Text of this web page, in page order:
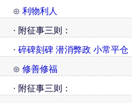
⊙ 利物利人
· 附征事三则：
· 碎碑刻碑 潜消弊政 小常平仓
⊙ 修善修福
· 附征事三则：